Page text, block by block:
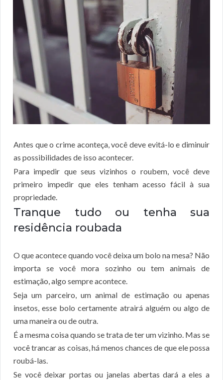
Antes que o crime aconteça, você deve evitá-lo e diminuir
as possibilidades de isso acontecer.
Para impedir que seus vizinhos o roubem, você deve
primeiro impedir que eles tenham acesso fácil à sua
propriedade.
Tranque tudo ou tenha sua
residência roubada
O que acontece quando você deixa um bolo na mesa? Não
importa se você mora sozinho ou tem animais de
estimação, algo sempre acontece.
Seja um parceiro, um animal de estimação ou apenas
insetos, esse bolo certamente atrairá alguém ou algo de
uma maneira ou de outra.
É a mesma coisa quando se trata de ter um vizinho. Mas se
você trancar as coisas, há menos chances de que ele possa
roubá-las.
Se você deixar portas ou janelas abertas dará a eles a